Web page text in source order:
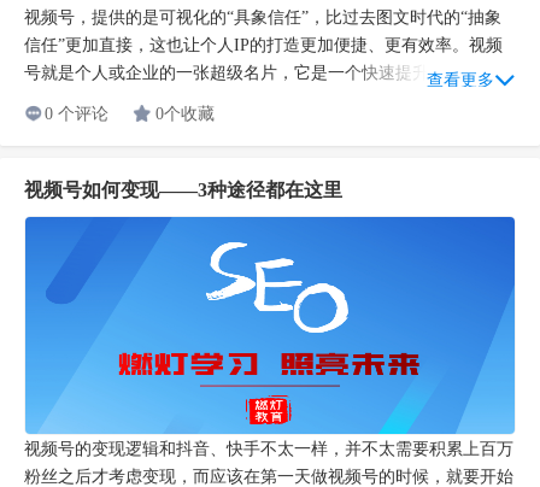
视频号，提供的是可视化的“具象信任”，比过去图文时代的“抽象
信任”更加直接，这也让个人IP的打造更加便捷、更有效率。视频
号就是个人或企业的一张超级名片，它是一个快速提升影响力的...
查看更多
0 个评论
0个收藏
视频号如何变现——3种途径都在这里
视频号的变现逻辑和抖音、快手不太一样，并不太需要积累上百万
粉丝之后才考虑变现，而应该在第一天做视频号的时候，就要开始